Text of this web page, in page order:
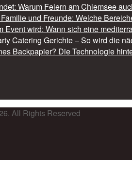
Warum Feiern am Chiemsee
und Freunde: Welche
Event wird: Wann sich eine
Catering Gerichte – So wird die
Backpapier? Die Technologie
All Rights Reserved